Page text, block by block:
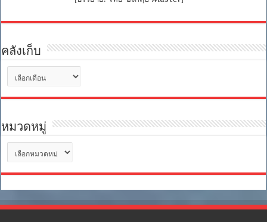
คลังเก็บ
คลัง
เก็บ
หมวดหมู่
หมวด
หมู่